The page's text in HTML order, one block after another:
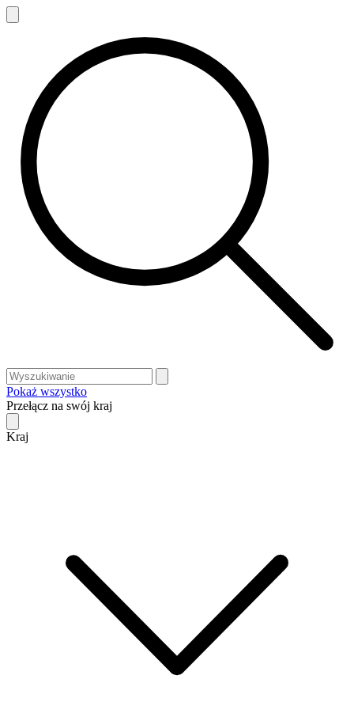
Pokaż wszystko
Przełącz na swój kraj
Kraj